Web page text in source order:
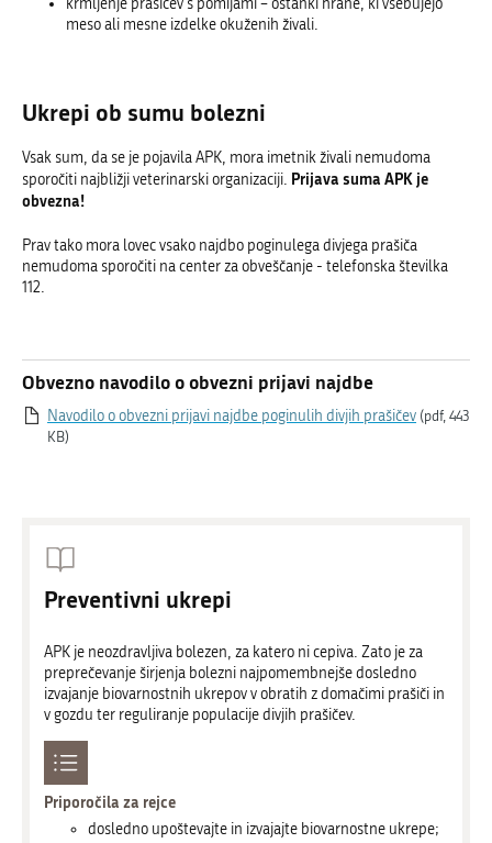
meso ali mesne izdelke okuženih živali.
Ukrepi ob sumu bolezni
Vsak sum, da se je pojavila APK, mora imetnik živali nemudoma
sporočiti najbližji veterinarski organizaciji. Prijava suma APK je
obvezna!
Prav tako mora lovec vsako najdbo poginulega divjega prašiča
nemudoma sporočiti na center za obveščanje - telefonska številka
112.
Obvezno navodilo o obvezni prijavi najdbe
Navodilo o obvezni prijavi najdbe poginulih divjih prašičev (pdf, 443
KB)
Preventivni ukrepi
APK je neozdravljiva bolezen, za katero ni cepiva. Zato je za
preprečevanje širjenja bolezni najpomembnejše dosledno
izvajanje biovarnostnih ukrepov v obratih z domačimi prašiči in
v gozdu ter reguliranje populacije divjih prašičev.
Priporočila za rejce
dosledno upoštevajte in izvajajte biovarnostne ukrepe;